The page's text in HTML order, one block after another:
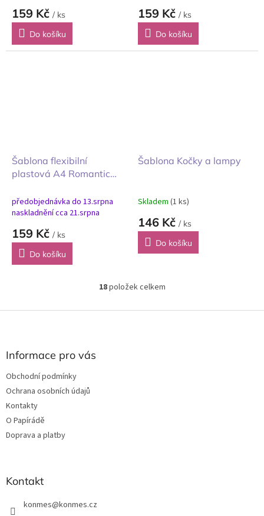
159 Kč / ks
Do košíku
159 Kč / ks
Do košíku
Šablona flexibilní
plastová A4 Romantic
předobjednávka do 13.srpna
naskladnění cca 21.srpna
159 Kč / ks
Do košíku
Šablona Kočky a lampy
Skladem (1 ks)
146 Kč / ks
Do košíku
O
l
18položek celkem
Z
Informace pro vás
Obchodní podmínky
Ochrana osobních údajů
Kontakty
O Papírádě
Doprava a platby
Kontakt
konmes@konmes.cz